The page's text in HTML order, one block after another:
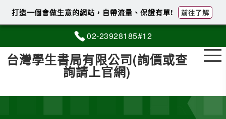
02-23928185#12
台灣學生書局有限公司(詢價或查
詢請上官網)
打造一個會做生意的網站，自帶流量、保證有單! 前往了解